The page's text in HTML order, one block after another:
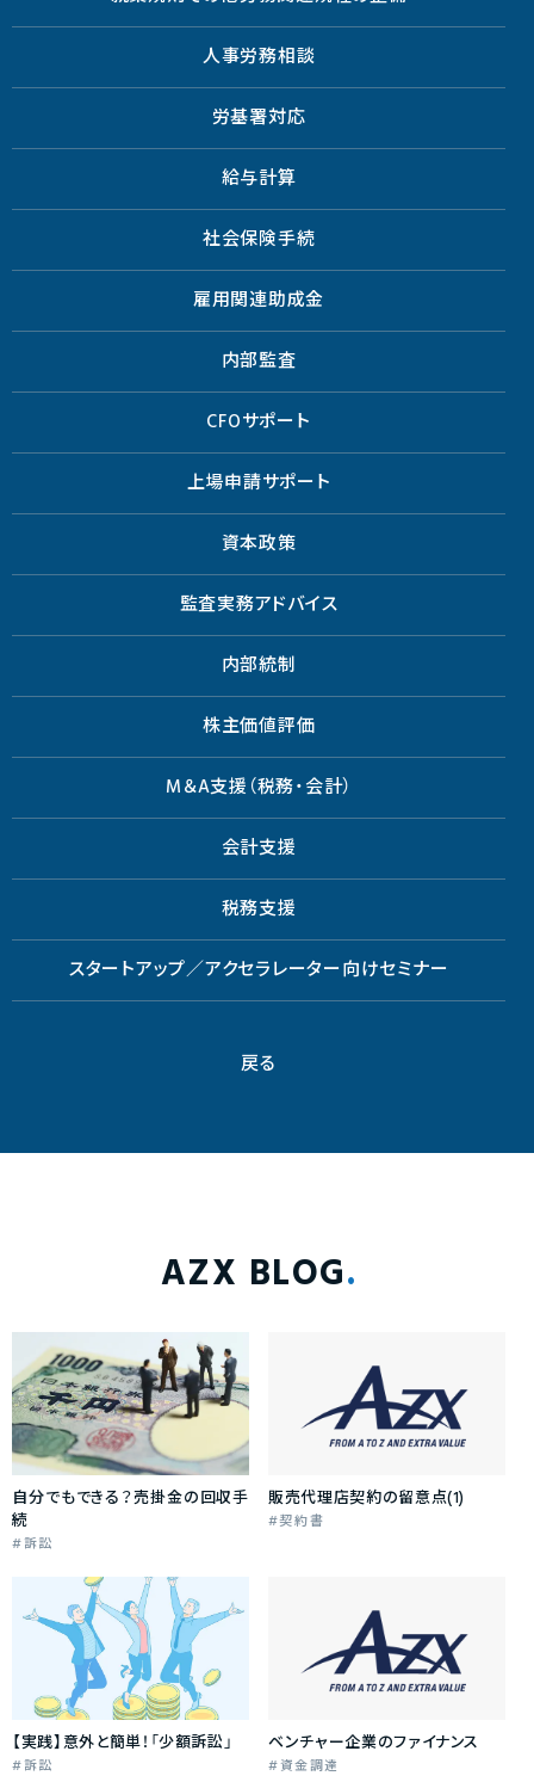
人事労務相談
労基署対応
給与計算
社会保険手続
雇用関連助成金
内部監査
CFOサポート
上場申請サポート
資本政策
監査実務アドバイス
内部統制
株主価値評価
M＆A支援（税務・会計）
会計支援
税務支援
スタートアップ／アクセラレーター向けセミナー
戻る
AZX BLOG
自分でもできる？売掛金の回収手
続
訴訟
販売代理店契約の留意点(1)
契約書
【実践】意外と簡単！「少額訴訟」
訴訟
ベンチャー企業のファイナンス
資金調達